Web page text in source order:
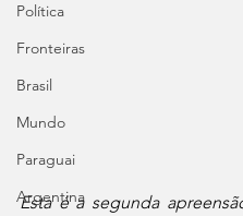
Política
Fronteiras
Brasil
Mundo
Paraguai
Argentina
Esta é a segunda